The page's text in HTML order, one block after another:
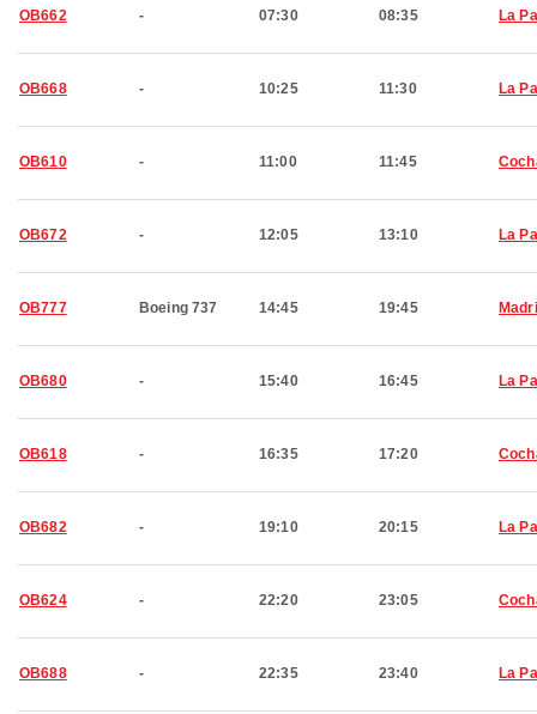
OB662 - 07:30 08:35 La
OB668 - 10:25 11:30 La
OB610 - 11:00 11:45
OB672 - 12:05 13:10 La
OB777 Boeing 737 14:45 19:45
OB680 - 15:40 16:45 La
OB618 - 16:35 17:20
OB682 - 19:10 20:15 La
OB624 - 22:20 23:05
OB688 - 22:35 23:40 La